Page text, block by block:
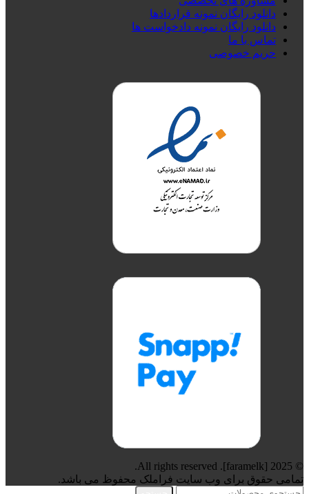
دانلود رایگان نمونه قراردادها
دانلود رایگان نمونه دادخواست ها
تماس با ما
حریم خصوصی
© 2025 [faramelk]. All rights reserved.
تمامی حقوق برای وب سایت فراملک محفوظ می باشد.